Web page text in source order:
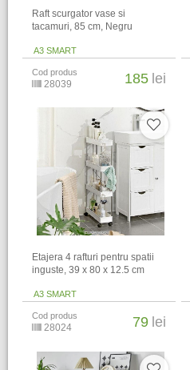
Raft scurgator vase si
tacamuri, 85 cm, Negru
A3 SMART
Cod produs
28039 185 lei
Etajera 4 rafturi pentru spatii
inguste, 39 x 80 x 12.5 cm
A3 SMART
Cod produs
28024 79 lei